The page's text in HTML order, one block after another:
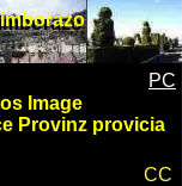
Image
Provinz provicia
PC
CC